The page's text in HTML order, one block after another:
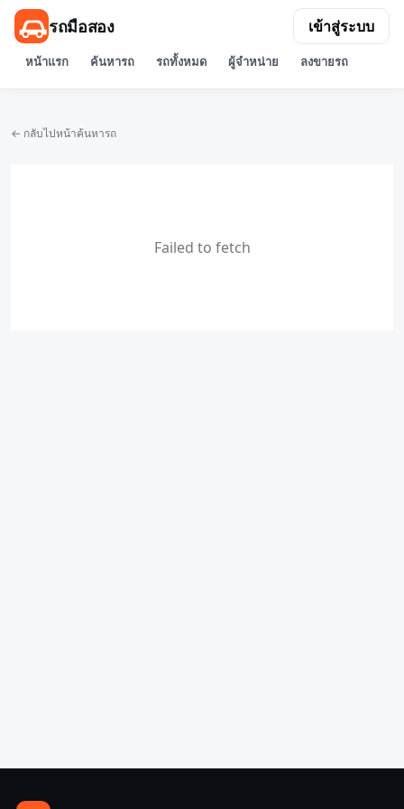
รถมือสอง
หน้าแรก ค้นหารถ รถทั้งหมด ผู้จำหน่าย ลงขายรถ
เข้าสู่ระบบ
← กลับไปหน้าค้นหารถ
Failed to fetch